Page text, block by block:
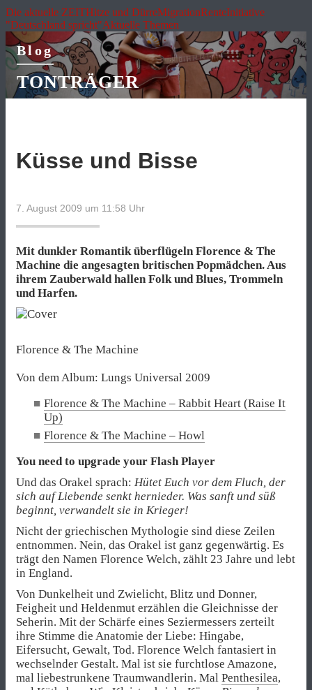
Die aktuelle ZEITHitze und DürreMigrationRenteInitiative
"Deutschland spricht"Aktuelle Themen
Blog
TONTRÄGER
Küsse und Bisse
7. August 2009 um 11:58 Uhr
Mit dunkler Romantik überflügeln Florence & The
Machine die angesagten britischen Popmädchen. Aus
ihrem Zauberwald hallen Folk und Blues, Trommeln
und Harfen.
Florence & The Machine
Von dem Album: Lungs Universal 2009
Florence & The Machine – Rabbit Heart (Raise It
Up)
Florence & The Machine – Howl
You need to upgrade your Flash Player
Und das Orakel sprach: Hütet Euch vor dem Fluch, der
sich auf Liebende senkt hernieder. Was sanft und süß
beginnt, verwandelt sie in Krieger!
Nicht der griechischen Mythologie sind diese Zeilen
entnommen. Nein, das Orakel ist ganz gegenwärtig. Es
trägt den Namen Florence Welch, zählt 23 Jahre und lebt
in England.
Von Dunkelheit und Zwielicht, Blitz und Donner,
Feigheit und Heldenmut erzählen die Gleichnisse der
Seherin. Mit der Schärfe eines Seziermessers zerteilt
ihre Stimme die Anatomie der Liebe: Hingabe,
Eifersucht, Gewalt, Tod. Florence Welch fantasiert in
wechselnder Gestalt. Mal ist sie furchtlose Amazone,
mal liebestrunkene Traumwandlerin. Mal Penthesilea,